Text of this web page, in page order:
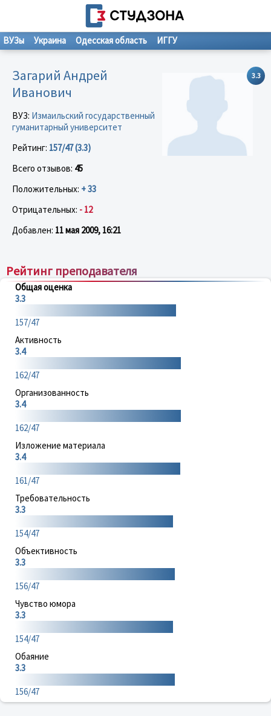
ВУЗы Украина Одесская область ИГГУ
3.3
Загарий Андрей
Иванович
ВУЗ: Измаильский государственный
гуманитарный университет
Рейтинг: 157/47 (3.3)
Всего отзывов: 45
Положительных: + 33
Отрицательных: - 12
Добавлен: 11 мая 2009, 16:21
Рейтинг преподавателя
Общая оценка
3.3
157/47
Активность
3.4
162/47
Организованность
3.4
162/47
Изложение материала
3.4
161/47
Требовательность
3.3
154/47
Объективность
3.3
156/47
Чувство юмора
3.3
154/47
Обаяние
3.3
156/47